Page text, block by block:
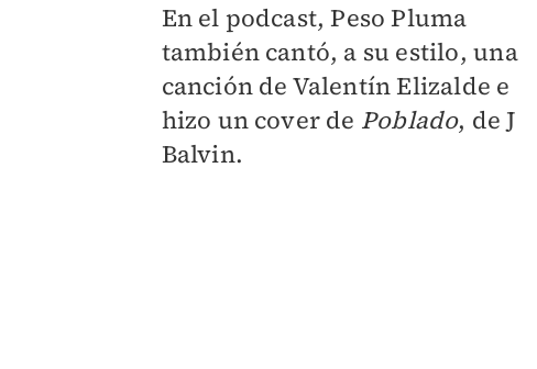
En el podcast, Peso Pluma
también cantó, a su estilo, una
canción de Valentín Elizalde e
hizo un cover de Poblado, de J
Balvin.